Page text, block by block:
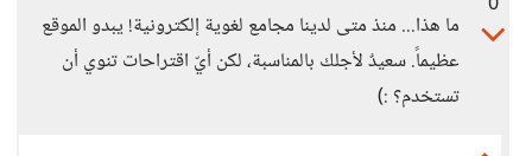
ما هذا... منذ متى لدينا مجامع لغوية إلكترونية! يبدو الموقع
عظيماً. سعيدٌ لأجلك بالمناسبة، لكن أيّ اقتراحات تنوي أن
تستخدم؟ :)